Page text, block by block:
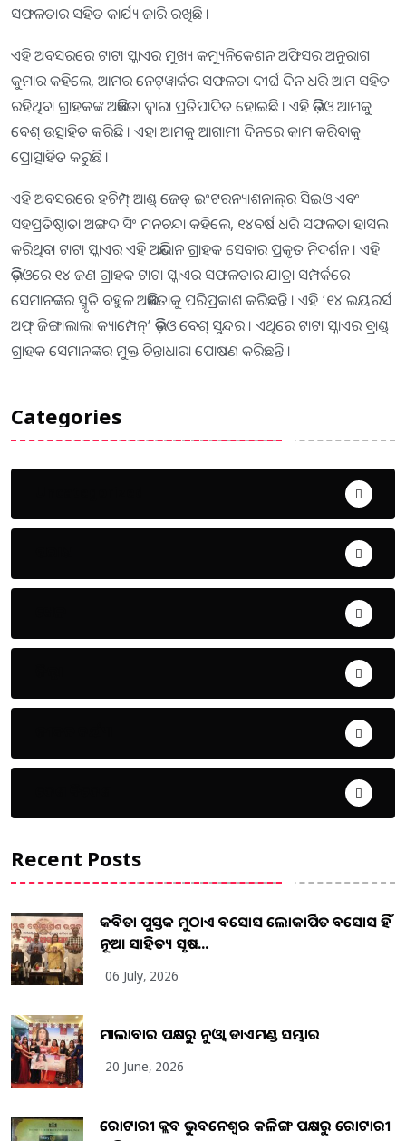
ସଫଳତାର ସହିତ କାର୍ଯ୍ୟ ଜାରି ରଖିଛି ।
ଏହି ଅବସରରେ ଟାଟା ସ୍କାଏର ମୁଖ୍ୟ କମ୍ୟୁନିକେଶନ ଅଫିସର ଅନୁରାଗ
କୁମାର କହିଲେ, ଆମର ନେଟ୍‌ୱାର୍କର ସଫଳତା ଦୀର୍ଘ ଦିନ ଧରି ଆମ ସହିତ
ରହିଥିବା ଗ୍ରାହକଙ୍କ ଅଭିଜ୍ଞତା ଦ୍ୱାରା ପ୍ରତିପାଦିତ ହୋଇଛି । ଏହି ଭିଡ଼ିଓ ଆମକୁ
ବେଶ୍ ଉତ୍ସାହିତ କରିଛି । ଏହା ଆମକୁ ଆଗାମୀ ଦିନରେ କାମ କରିବାକୁ
ପ୍ରୋତ୍ସାହିତ କରୁଛି ।
ଏହି ଅବସରରେ ହଚିମ୍ପ୍ ଆଣ୍ଡ୍ ଜେଡ୍ ଇଂଟରନ୍ୟାଶନାଲ୍‌ର ସିଇଓ ଏବଂ
ସହପ୍ରତିଷ୍ଠାତା ଅଙ୍ଗଦ ସିଂ ମନଚନ୍ଦା କହିଲେ, ୧୪ବର୍ଷ ଧରି ସଫଳତା ହାସଲ
କରିଥିବା ଟାଟା ସ୍କାଏର ଏହି ଅଭିଯାନ ଗ୍ରାହକ ସେବାର ପ୍ରକୃତ ନିଦର୍ଶନ । ଏହି
ଭିଡ଼ିଓରେ ୧୪ ଜଣ ଗ୍ରାହକ ଟାଟା ସ୍କାଏର ସଫଳତାର ଯାତ୍ରା ସମ୍ପର୍କରେ
ସେମାନଙ୍କର ସ୍ମୃତି ବହୁଳ ଅଭିଜ୍ଞତାକୁ ପରିପ୍ରକାଶ କରିଛନ୍ତି । ଏହି ‘୧୪ ଇୟରର୍ସ
ଅଫ୍ ଜିଙ୍ଗାଲାଲା କ୍ୟାମ୍ପେନ୍‌’ ଭିଡ଼ିଓ ବେଶ୍ ସୁନ୍ଦର । ଏଥିରେ ଟାଟା ସ୍କାଏର ବ୍ରାଣ୍ଡ୍
ଗ୍ରାହକ ସେମାନଙ୍କର ମୁକ୍ତ ଚିନ୍ତାଧାରା ପୋଷଣ କରିଛନ୍ତି ।
Categories
Recent Posts
କବିତା ପୁସ୍ତକ ମୁଠାଏ ଅବସୋସ ଲୋକାର୍ପିତ ଅବସୋସ ହିଁ
ନୂଆ ସାହିତ୍ୟ ସୃଷ...
06 July, 2026
ମାଲାବାର ପକ୍ଷରୁ ନୁଓ୍ବା ଡାଏମଣ୍ଡ ସମ୍ଭାର
20 June, 2026
ରୋଟାରୀ କ୍ଲବ ଭୁବନେଶ୍ୱର କଳିଙ୍ଗ ପକ୍ଷରୁ ରୋଟାରୀ